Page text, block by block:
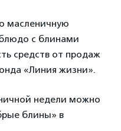
масленичную
с блинами
средств от продаж
«Линия жизни».
недели можно
блины» в